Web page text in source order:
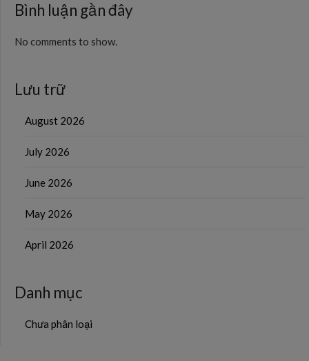
Bình luận gần đây
No comments to show.
Lưu trữ
August 2026
July 2026
June 2026
May 2026
April 2026
Danh mục
Chưa phân loại